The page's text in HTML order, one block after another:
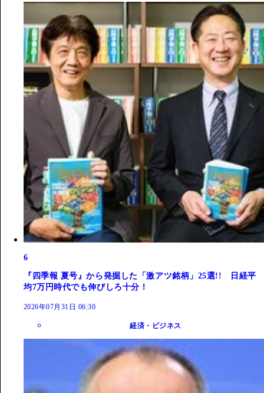
6
『四季報 夏号』から発掘した「激アツ銘柄」25選!! 日経平
均7万円時代でも伸びしろ十分！
2026年07月31日 06:30
経済・ビジネス